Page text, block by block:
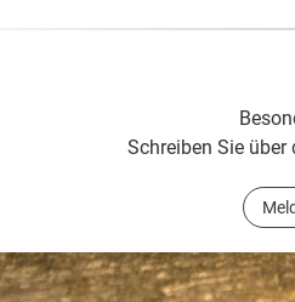
Schreiben Sie über